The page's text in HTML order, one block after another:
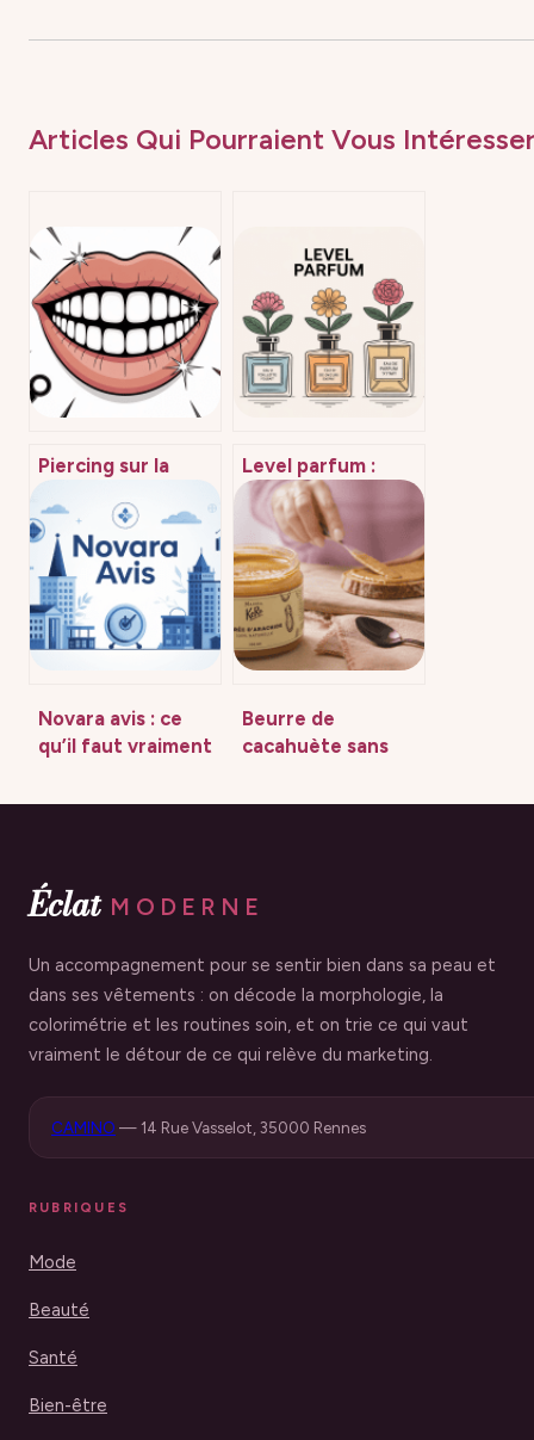
Articles Qui Pourraient Vous
Piercing sur la
combien ça coûte
vraiment en 2026
?
Level parfum :
comment choisir la
bonne
concentration de
parfum
Novara avis : ce
qu’il faut vraiment
d’investir
Beurre de
cacahuète sans
choisir une purée
Éclat MODERNE
Un accompagnement pour se sentir bien dans sa peau et
dans ses vêtements : on décode la morphologie, la
colorimétrie et les routines soin, et on trie ce qui vaut
vraiment le détour de ce qui relève du marketing.
CAMINO —14 Rue Vasselot, 35000 Rennes
RUBRIQUES
Mode
Beauté
Santé
Bien-être